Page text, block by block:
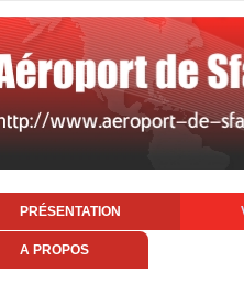
PRÉSENTATION
A PROPOS